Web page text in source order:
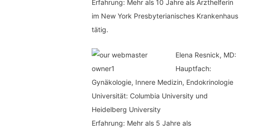
Erfahrung: Mehr als 10 Jahre als Arzthelferin
im New York Presbyterianisches Krankenhaus
tätig.
Elena Resnick, MD:
Hauptfach:
Gynäkologie, Innere Medizin, Endokrinologie
Universität: Columbia University und
Heidelberg University
Erfahrung: Mehr als 5 Jahre als